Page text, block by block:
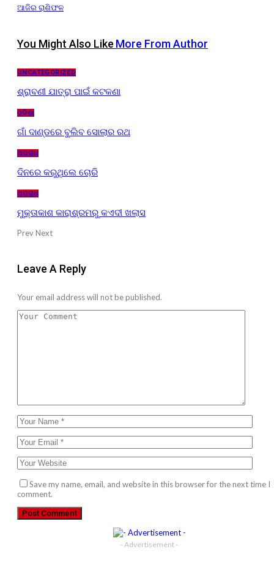
ଆଜିର ରାଶିଫଳ
You Might Also Like More From Author
UNCATEGORIZED
ଶ୍ରାବଣୀ ଯାତ୍ରା ପାଇଁ କଟକଣା
ଓଡ଼ିଶା
ଗାଁ ଦାଣ୍ଡରେ ବୁଲିବ ସୋଲାର ରଥ
ଅପରାଧ
ଦିନରେ କରୁଥିଲେ ଚୋରି
ଅପରାଧ
ମୁକ୍ତାକାଶ କାରାଶ୍ରମରୁ କଏଦୀ ଖଲାସ
PrevNext
Leave A Reply
Your email address will not be published.
Save my name, email, and website in this browser for the next time I
comment.
- Advertisement -